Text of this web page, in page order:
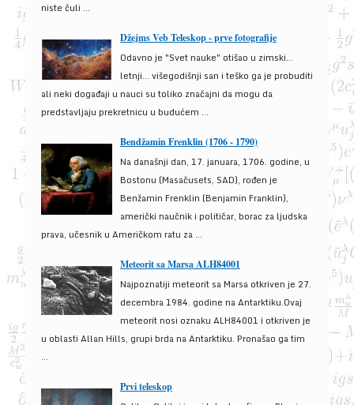
niste čuli ...
Džejms Veb Teleskop - prve fotografije
Odavno je "Svet nauke" otišao u zimski...
letnji... višegodišnji san i teško ga je probuditi
ali neki događaji u nauci su toliko značajni da mogu da
predstavljaju prekretnicu u budućem ...
Bendžamin Frenklin (1706 - 1790)
Na današnji dan, 17. januara, 1706. godine, u
Bostonu (Masačusets, SAD), rođen je
Benžamin Frenklin (Benjamin Franklin),
američki naučnik i političar, borac za ljudska
prava, učesnik u Američkom ratu za ...
Meteorit sa Marsa ALH84001
Najpoznatiji meteorit sa Marsa otkriven je 27.
decembra 1984. godine na Antarktiku.Ovaj
meteorit nosi oznaku ALH84001 i otkriven je
u oblasti Allan Hills, grupi brda na Antarktiku. Pronašao ga tim
...
Prvi teleskop